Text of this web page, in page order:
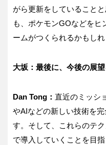
がら更新をしていること
も、ポケモンGOなどをヒ
ームがつくられるかもしれ
大坂：最後に、今後の展望
Dan Tong： 直近のミッシ
やAIなどの新しい技術を
す。そして、これらのテ
で導入していくことを目